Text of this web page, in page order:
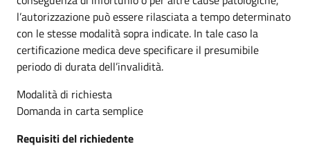
l’autorizzazione può essere rilasciata a tempo determinato
con le stesse modalità sopra indicate. In tale caso la
certificazione medica deve specificare il presumibile
periodo di durata dell’invalidità.
Modalità di richiesta
Domanda in carta semplice
Requisiti del richiedente